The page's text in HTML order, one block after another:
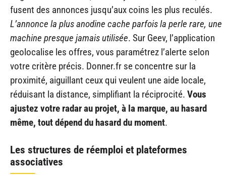
fusent des annonces jusqu’aux coins les plus reculés.
L’annonce la plus anodine cache parfois la perle rare, une
machine presque jamais utilisée. Sur Geev, l’application
geolocalise les offres, vous paramétrez l’alerte selon
votre critère précis. Donner.fr se concentre sur la
proximité, aiguillant ceux qui veulent une aide locale,
réduisant la distance, simplifiant la réciprocité. Vous
ajustez votre radar au projet, à la marque, au hasard
même, tout dépend du hasard du moment.
Les structures de réemploi et plateformes
associatives